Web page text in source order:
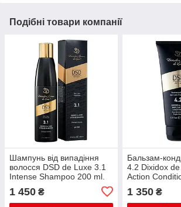
Подібні товари компанії
Шампунь від випадіння
волосся DSD de Luxe 3.1
Intense Shampoo 200 ml.
1 450 ₴
Бальзам-
4.2 Dixidox
Action
випадіння
1 350₴